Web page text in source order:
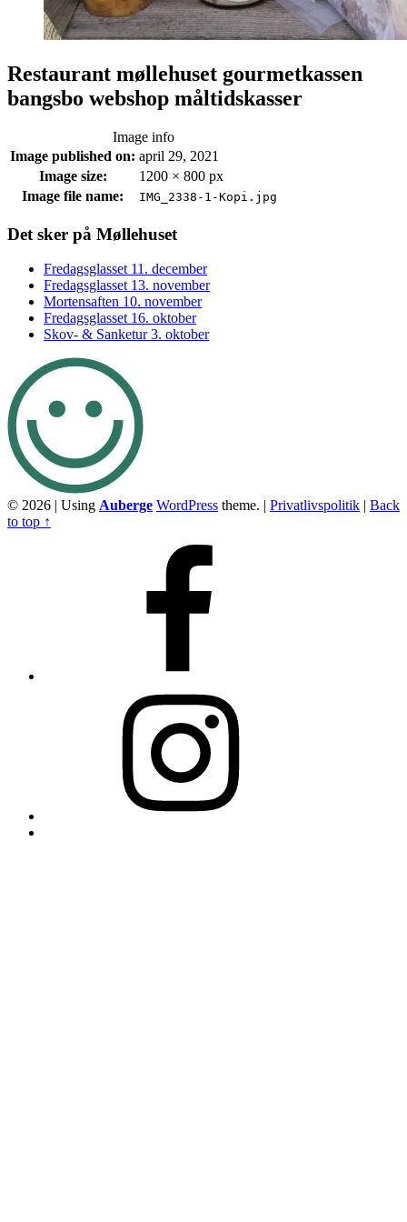
Restaurant møllehuset gourmetkassen
bangsbo webshop måltidskasser
Image info
Image published on: april 29, 2021
Image size:
1200 × 800 px
Image file name:
IMG_2338-1-Kopi.jpg
Footer
sidebar
Det sker på Møllehuset
Fredagsglasset 11. december
Fredagsglasset 13. november
Mortensaften 10. november
Fredagsglasset 16. oktober
Skov- & Sanketur 3. oktober
© 2026 | Using Auberge WordPress theme. | Privatlivspolitik | Back
to top ↑